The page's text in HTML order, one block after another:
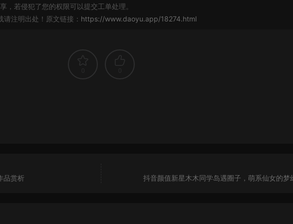
，若侵犯了您的权限可以提交工单处理。
注明出处！原文链接： https://www.daoyu.app/18274.html
品赏析 抖音颜值新星木木同学岛遇圈子，萌系仙女的梦